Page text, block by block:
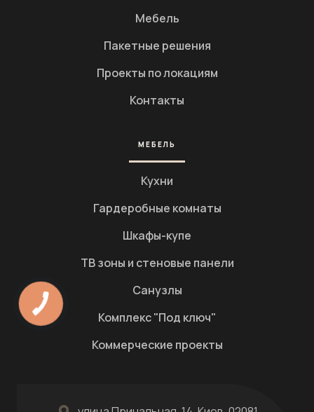
Мебель
Пакетные решения
Проекты по локациям
Контакты
МЕБЕЛЬ
Кухни
Гардеробные комнаты
Шкафы-купе
ТВ зоны и стеновые панели
Санузлы
Комплекс "Под ключ"
Коммерческие проекты